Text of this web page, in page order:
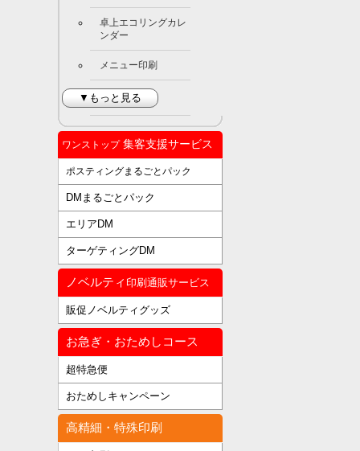
卓上エコリングカレ
ンダー
メニュー印刷
▼もっと見る
ワンストップ集客支援サービス
ポスティングまるごとパック
DMまるごとパック
エリアDM
ターゲティングDM
ノベルティ 印刷通販サービス
販促ノベルティグッズ
お急ぎ・おためしコース
超特急便
おためしキャンペーン
高精細・特殊印刷